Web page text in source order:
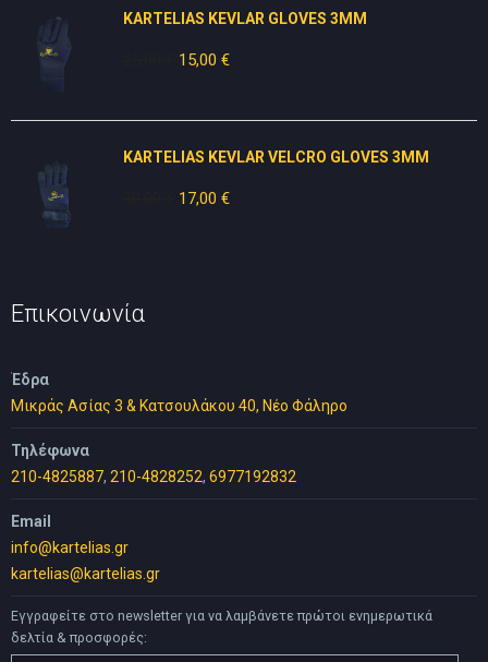
50,00 €.
KARTELIAS KEVLAR GLOVES 3ΜΜ
Original
15,00 €Η
15,00 €.
KARTELIAS KEVLAR VELCRO GLOVES 3ΜΜ
Original
17,00 €Η
Επικοινωνία
Έδρα
Μικράς Ασίας 3 & Κατσουλάκου 40, Νέο Φάληρο
Τηλέφωνα
210-4825887, 210-4828252, 6977192832
Email
info@kartelias.gr
kartelias@kartelias.gr
Εγγραφείτε στο newsletter για να λαμβάνετε πρώτοι ενημερωτικά
δελτία & προσφορές: